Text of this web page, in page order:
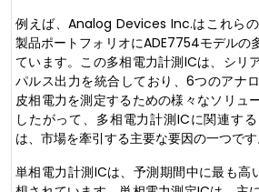
例えば、Analog Devices Inc.はこれらの
製品ポートフォリオにADE7754モデルの
ています。この多相電力計測ICは、シリ
パルス出力を統合しており、6つのアナ
皮相電力を測定するための様々なソリュ
したがって、多相電力計測ICに関連す
は、市場を牽引する主要な要因の一つです
単相電力計測ICは、予測期間中に最も高